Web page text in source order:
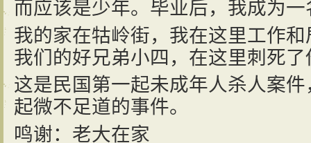
而应该是少年。毕业后，我成为
我的家在牯岭街，我在这里工作
我们的好兄弟小四，在这里刺死
这是民国第一起未成年人杀人案
起微不足道的事件。
鸣谢：老大在家